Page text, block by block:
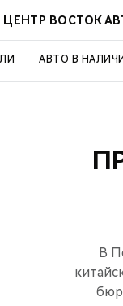
ЦЕНТР ВОСТОК
АВТО В
В